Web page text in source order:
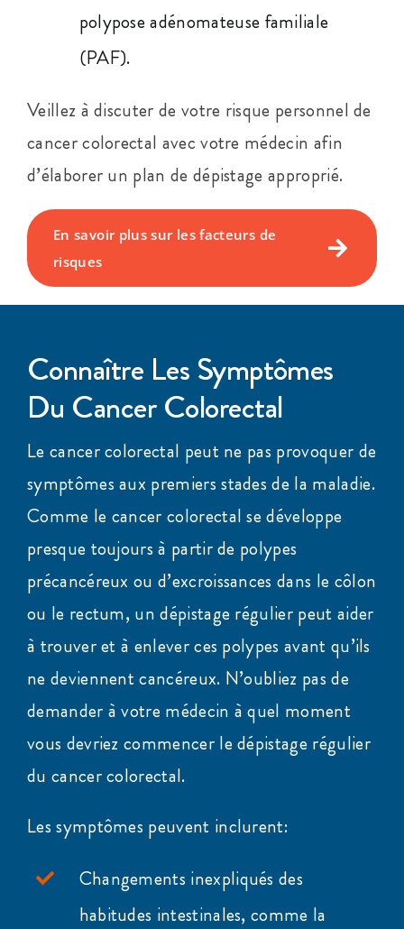
polypose adénomateuse familiale
(PAF).
Veillez à discuter de votre risque personnel de
cancer colorectal avec votre médecin afin
d’élaborer un plan de dépistage approprié.
En savoir plus sur les facteurs de
risques
Connaître Les Symptômes
Du Cancer Colorectal
Le cancer colorectal peut ne pas provoquer de
symptômes aux premiers stades de la maladie.
Comme le cancer colorectal se développe
presque toujours à partir de polypes
précancéreux ou d’excroissances dans le côlon
ou le rectum, un dépistage régulier peut aider
à trouver et à enlever ces polypes avant qu’ils
ne deviennent cancéreux. N’oubliez pas de
demander à votre médecin à quel moment
vous devriez commencer le dépistage régulier
du cancer colorectal.
Les symptômes peuvent inclurent:
Changements inexpliqués des
habitudes intestinales, comme la